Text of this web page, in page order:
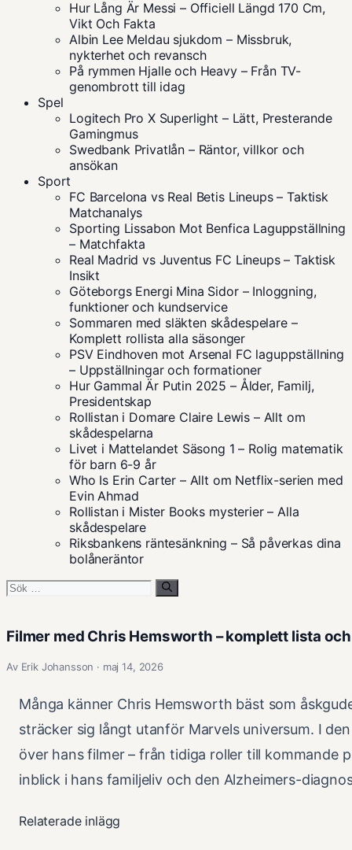
Hur Lång Är Messi – Officiell Längd 170 Cm,
Vikt Och Fakta
Albin Lee Meldau sjukdom – Missbruk,
nykterhet och revansch
På rymmen Hjalle och Heavy – Från TV-
genombrott till idag
Spel
Logitech Pro X Superlight – Lätt, Presterande
Gamingmus
Swedbank Privatlån – Räntor, villkor och
ansökan
Sport
FC Barcelona vs Real Betis Lineups – Taktisk
Matchanalys
Sporting Lissabon Mot Benfica Laguppställning
– Matchfakta
Real Madrid vs Juventus FC Lineups – Taktisk
Insikt
Göteborgs Energi Mina Sidor – Inloggning,
funktioner och kundservice
Sommaren med släkten skådespelare –
Komplett rollista alla säsonger
PSV Eindhoven mot Arsenal FC laguppställning
– Uppställningar och formationer
Hur Gammal Är Putin 2025 – Ålder, Familj,
Presidentskap
Rollistan i Domare Claire Lewis – Allt om
skådespelarna
Livet i Mattelandet Säsong 1 – Rolig matematik
för barn 6-9 år
Who Is Erin Carter – Allt om Netflix-serien med
Evin Ahmad
Rollistan i Mister Books mysterier – Alla
skådespelare
Riksbankens räntesänkning – Så påverkas dina
bolåneräntor
Sök
Filmer med Chris Hemsworth – komplett lista
Av Erik Johansson · maj 14, 2026
Många känner Chris Hemsworth bäst som
sträcker sig långt utanför Marvels universum. I
över hans filmer – från tidiga roller till kommande
inblick i hans familjeliv och den Alzheimers-
Relaterade inlägg